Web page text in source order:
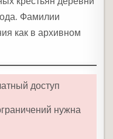
Фамилии
как в архивном
доступ
нужна